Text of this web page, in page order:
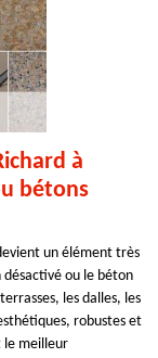
à
bétons
un élément très
ou le béton
les dalles, les
robustes et
le meilleur